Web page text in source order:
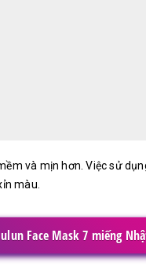
và mịn hơn. Việc sử
màu.
Face Mask 7 miếng